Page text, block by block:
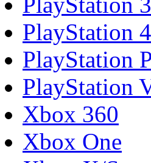
PlayStation 4
PlayStation
PlayStation
Xbox 360
Xbox One